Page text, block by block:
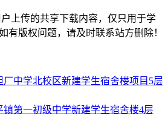
上传的共享下载内容，仅只用于学
有版权问题，请及时联系站方删除！
厂中学北校区新建学生宿舍楼项目5层
镇第一初级中学新建学生宿舍楼4层